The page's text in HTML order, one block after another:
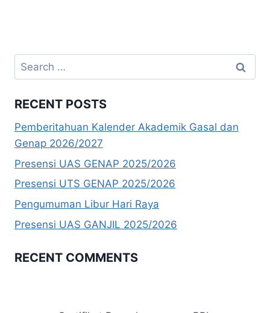
Search
for:
RECENT POSTS
Pemberitahuan Kalender Akademik Gasal dan
Genap 2026/2027
Presensi UAS GENAP 2025/2026
Presensi UTS GENAP 2025/2026
Pengumuman Libur Hari Raya
Presensi UAS GANJIL 2025/2026
RECENT COMMENTS